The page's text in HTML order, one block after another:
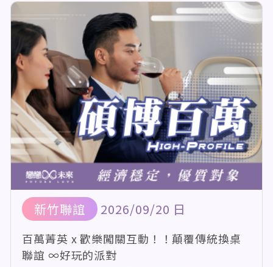
新竹聯誼 2026/09/20 日
百萬菁英 x 歡樂闖關互動！！顛覆傳統換桌
聯誼 ∞好玩的派對